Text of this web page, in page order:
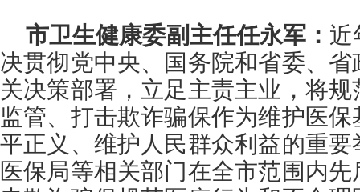
市卫生健康委副主任任永军： 近
决贯彻党中央、国务院和省委、
关决策部署，立足主责主业，将
监管、打击欺诈骗保作为维护医
平正义、维护人民群众利益的重
医保局等相关部门在全市范围内